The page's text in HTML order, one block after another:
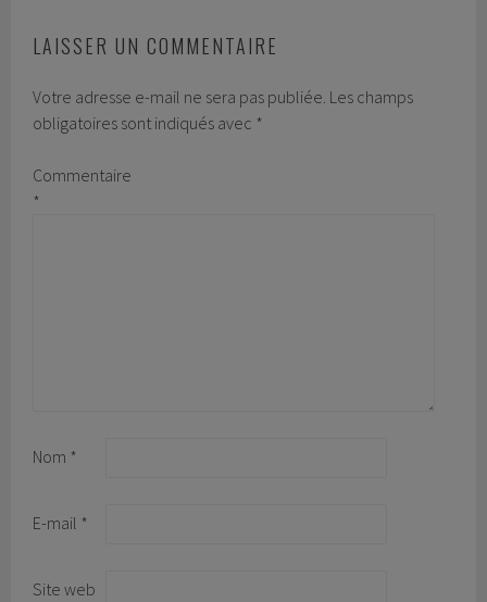
LAISSER UN COMMENTAIRE
Votre adresse e-mail ne sera pas publiée. Les champs
obligatoires sont indiqués avec *
Commentaire
*
Nom *
E-mail *
Site web